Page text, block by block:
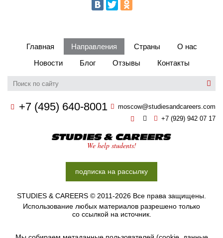
Главная Направления Страны
О нас
Новости
Блог Отзывы Контакты
+7 (495) 640-8001
moscow@studiesandcareers.com
+7 (929) 942 07 17
We help students!
подписка на рассылку
STUDIES & CAREERS © 2011-2026 Все права защищены.
Использование любых материалов разрешено только
со ссылкой на источник.